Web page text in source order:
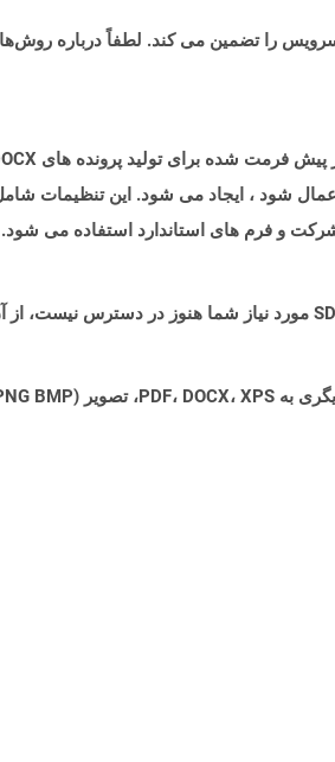
شود ، ایجاد می شود. این تنظیمات
و فرم های استاندارد استفاده می شود.